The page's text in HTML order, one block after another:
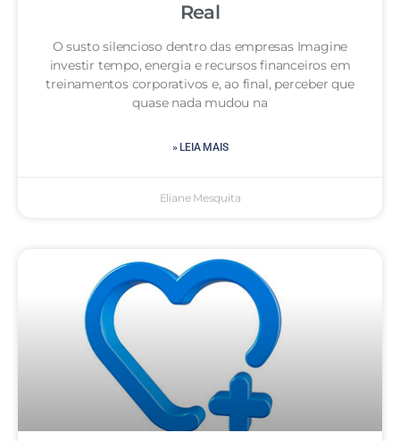
Real
O susto silencioso dentro das empresas Imagine
investir tempo, energia e recursos financeiros em
treinamentos corporativos e, ao final, perceber que
quase nada mudou na
» LEIA MAIS
Eliane Mesquita